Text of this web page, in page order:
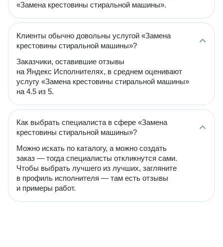
«Замена крестовины стиральной машины».
Клиенты обычно довольны услугой «Замена
крестовины стиральной машины»?
Заказчики, оставившие отзывы
на Яндекс Исполнителях, в среднем оценивают
услугу «Замена крестовины стиральной машины»
на 4.5 из 5.
Как выбрать специалиста в сфере «Замена
крестовины стиральной машины»?
Можно искать по каталогу, а можно создать
заказ — тогда специалисты откликнутся сами.
Чтобы выбрать лучшего из лучших, загляните
в профиль исполнителя — там есть отзывы
и примеры работ.